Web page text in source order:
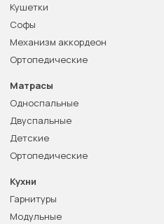
Кушетки
Софы
Механизм аккордеон
Ортопедические
Матрасы
Односпальные
Двуспальные
Детские
Ортопедические
Кухни
Гарнитуры
Модульные